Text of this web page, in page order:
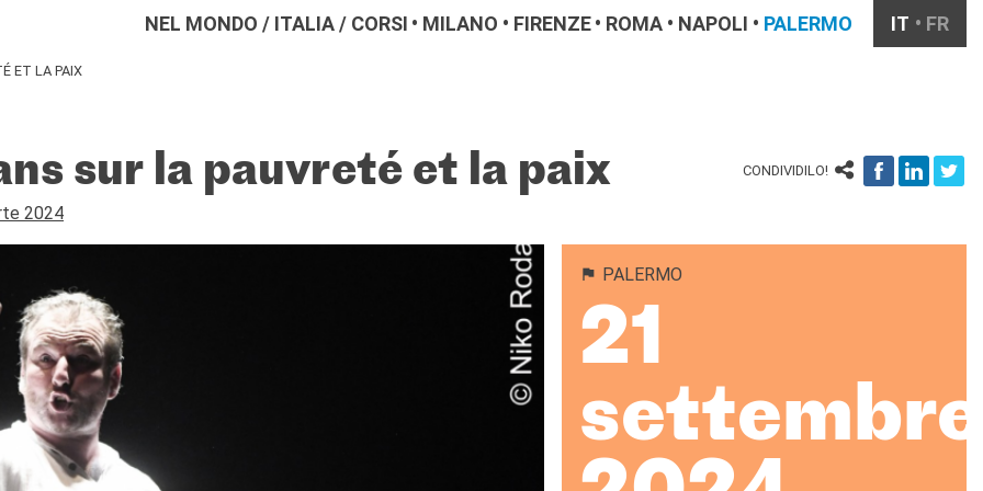
NEL MONDO / ITALIA/ CORSI MILANO FIRENZE ROMA NAPOLI PALERMO IT FR
ET LA PAIX
sur la pauvreté et la paix CONDIVIDILO!
2024
PALERMO
21
settembre